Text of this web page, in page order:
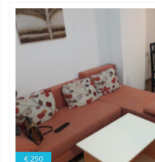
€ 250